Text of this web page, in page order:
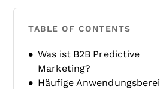
TABLE OF CONTENTS
Was ist B2B Predictive
Marketing?
Häufige